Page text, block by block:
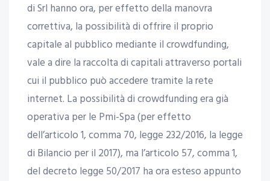
di Srl hanno ora, per effetto della manovra
correttiva, la possibilità di offrire il proprio
capitale al pubblico mediante il crowdfunding,
vale a dire la raccolta di capitali attraverso portali
cui il pubblico può accedere tramite la rete
internet. La possibilità di crowdfunding era già
operativa per le Pmi-Spa (per effetto
dell’articolo 1, comma 70, legge 232/2016, la legge
di Bilancio per il 2017), ma l’articolo 57, comma 1,
del decreto legge 50/2017 ha ora esteso appunto